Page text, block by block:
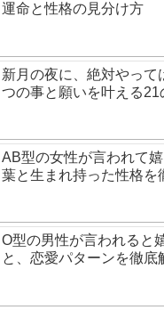
運命と性格の見分け方
新月の夜に、絶対やって
つの事と願いを叶える21
AB型の女性が言われて
葉と生まれ持った性格を
O型の男性が言われると
と、恋愛パターンを徹底